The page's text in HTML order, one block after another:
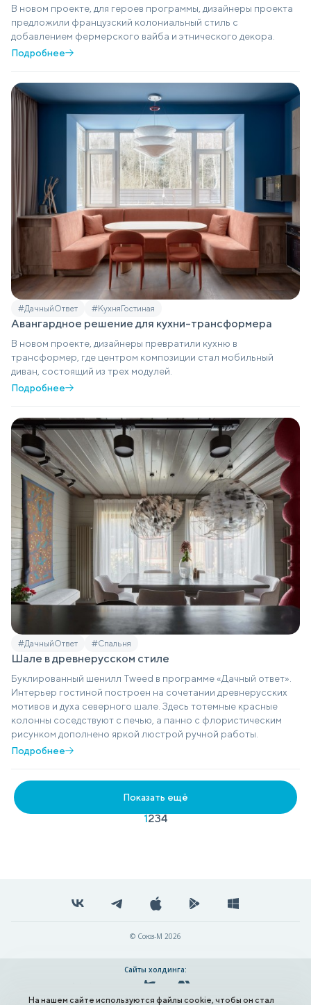
В новом проекте, для героев программы, дизайнеры проекта
предложили французский колониальный стиль с
добавлением фермерского вайба и этнического декора.
Подробнее
#ДачныйОтвет #КухняГостиная
Авангардное решение для кухни-трансформера
В новом проекте, дизайнеры превратили кухню в
трансформер, где центром композиции стал мобильный
диван, состоящий из трех модулей.
Подробнее
#ДачныйОтвет #Спальня
Шале в древнерусском стиле
Буклированный шенилл Tweed в программе «Дачный ответ».
Интерьер гостиной построен на сочетании древнерусских
мотивов и духа северного шале. Здесь тотемные красные
колонны соседствуют с печью, а панно с флористическим
рисунком дополнено яркой люстрой ручной работы.
Подробнее
Показать ещё
1234
© Союз-М 2026
Сайты холдинга:
На нашем сайте используются файлы cookie, чтобы он стал